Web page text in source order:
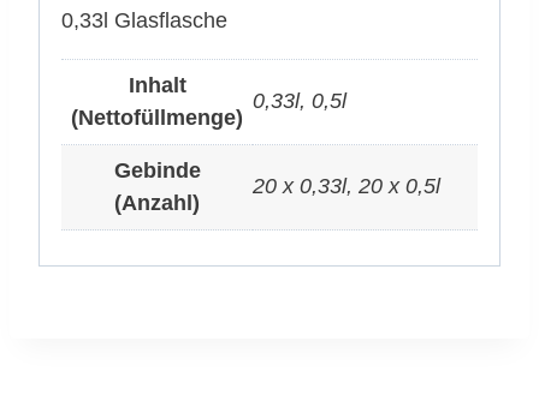
0,33l Glasflasche
Inhalt
(Nettofüllmenge)
0,33l, 0,5l
Gebinde
(Anzahl)
20 x 0,33l, 20 x 0,5l